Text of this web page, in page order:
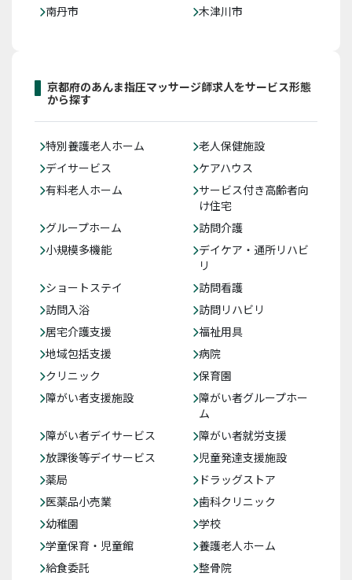
南丹市
木津川市
京都府のあんま指圧マッサージ師求人をサービス形態
から探す
特別養護老人ホーム
老人保健施設
デイサービス
ケアハウス
有料老人ホーム
サービス付き高齢者向
け住宅
グループホーム
訪問介護
小規模多機能
デイケア・通所リハビ
リ
ショートステイ
訪問看護
訪問入浴
訪問リハビリ
居宅介護支援
福祉用具
地域包括支援
病院
クリニック
保育園
障がい者支援施設
障がい者グループホー
ム
障がい者デイサービス
障がい者就労支援
放課後等デイサービス
児童発達支援施設
薬局
ドラッグストア
医薬品小売業
歯科クリニック
幼稚園
学校
学童保育・児童館
養護老人ホーム
給食委託
整骨院